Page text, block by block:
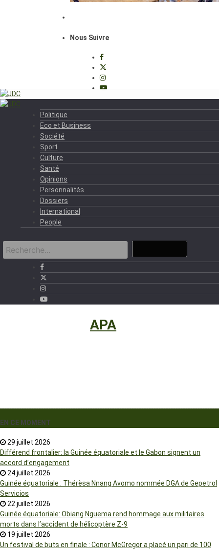
Nous Suivre
Politique
Eco et Business
Société
Sport
Culture
Santé
Opinions
Personnalités
Dossiers
International
People
APA
EN CE MOMENT
29 juillet 2026
Différend frontalier: la Guinée équatoriale et le Gabon signent un
accord d’engagement
24 juillet 2026
Guinée équatoriale : Thérèsa Nnang Avomo nommée DGA de Gepetrol
Servicios
22 juillet 2026
Guinée équatoriale: Obiang Nguema rend hommage aux militaires
morts dans l’accident de hélicoptère Z-9
19 juillet 2026
Un festival de buts en finale : Conor McGregor a placé un pari de 100